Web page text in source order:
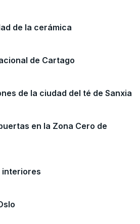
de la cerámica
de Cartago
de la ciudad del té de Sanxia
en la Zona Cero de
interiores